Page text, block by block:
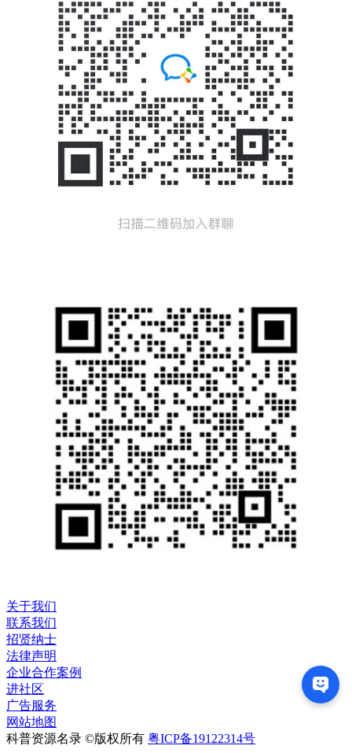
关于我们
联系我们
招贤纳士
法律声明
企业合作案例
进社区
广告服务
网站地图
科普资源名录 ©版权所有 粤ICP备19122314号